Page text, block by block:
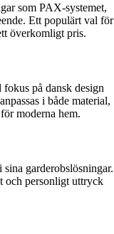
som PAX-systemet,
Ett populärt val för
överkomligt pris.
på dansk design
i både material,
moderna hem.
garderobslösningar.
och personligt uttryck